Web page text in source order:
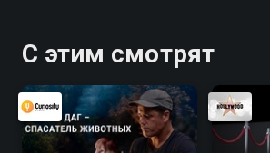
С этим смотрят